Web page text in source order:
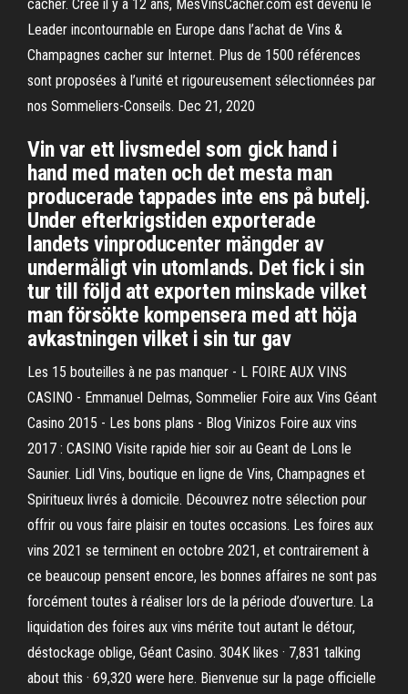
cacher. Créé il y a 12 ans, MesVinsCacher.com est devenu le
Leader incontournable en Europe dans l’achat de Vins &
Champagnes cacher sur Internet. Plus de 1500 références
sont proposées à l’unité et rigoureusement sélectionnées par
nos Sommeliers-Conseils. Dec 21, 2020
Vin var ett livsmedel som gick hand i
hand med maten och det mesta man
producerade tappades inte ens på butelj.
Under efterkrigstiden exporterade
landets vinproducenter mängder av
undermåligt vin utomlands. Det fick i sin
tur till följd att exporten minskade vilket
man försökte kompensera med att höja
avkastningen vilket i sin tur gav
Les 15 bouteilles à ne pas manquer - L FOIRE AUX VINS
CASINO - Emmanuel Delmas, Sommelier Foire aux Vins Géant
Casino 2015 - Les bons plans - Blog Vinizos Foire aux vins
2017 : CASINO Visite rapide hier soir au Geant de Lons le
Saunier. Lidl Vins, boutique en ligne de Vins, Champagnes et
Spiritueux livrés à domicile. Découvrez notre sélection pour
offrir ou vous faire plaisir en toutes occasions. Les foires aux
vins 2021 se terminent en octobre 2021, et contrairement à
ce beaucoup pensent encore, les bonnes affaires ne sont pas
forcément toutes à réaliser lors de la période d’ouverture. La
liquidation des foires aux vins mérite tout autant le détour,
déstockage oblige, Géant Casino. 304K likes · 7,831 talking
about this · 69,320 were here. Bienvenue sur la page officielle